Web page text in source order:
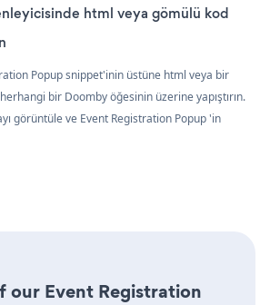
html veya gömülü kod
Popup snippet'inin üstüne html veya bir
bir Doomby öğesinin üzerine yapıştırın.
görüntüle ve Event Registration Popup 'in
our Event Registration